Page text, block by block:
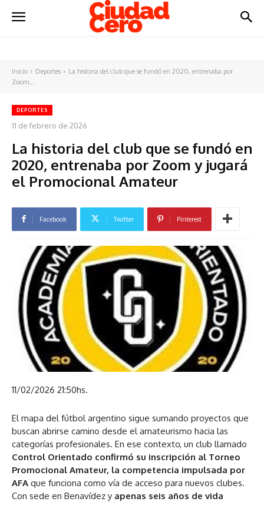
Inicio Deportes
La historia del club que se fundó en 2020, entrenaba por
Zoom...
DEPORTES
11 de febrero de 2026
La historia del club que se fundó en
2020, entrenaba por Zoom y jugará
el Promocional Amateur
Facebook Twitter Pinterest
11/02/2026 21:50hs.
El mapa del fútbol argentino sigue sumando proyectos que
buscan abrirse camino desde el amateurismo hacia las
categorías profesionales. En ese contexto, un club llamado
Control Orientado confirmó su inscripción al Torneo
Promocional Amateur, la competencia impulsada por
AFA que funciona como vía de acceso para nuevos clubes.
Con sede en Benavídez y apenas seis años de vida